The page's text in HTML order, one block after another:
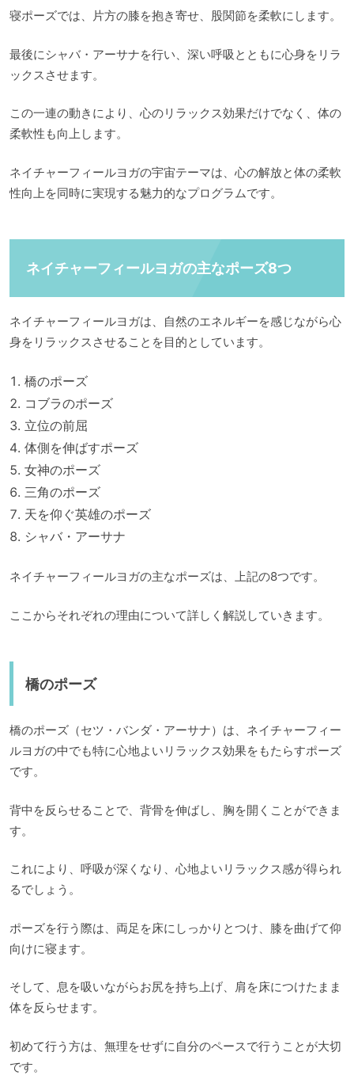
寝ポーズでは、片方の膝を抱き寄せ、股関節を柔軟にします。
最後にシャバ・アーサナを行い、深い呼吸とともに心身をリラ
ックスさせます。
この一連の動きにより、心のリラックス効果だけでなく、体の
柔軟性も向上します。
ネイチャーフィールヨガの宇宙テーマは、心の解放と体の柔軟
性向上を同時に実現する魅力的なプログラムです。
ネイチャーフィールヨガの主なポーズ8つ
ネイチャーフィールヨガは、自然のエネルギーを感じながら心
身をリラックスさせることを目的としています。
橋のポーズ
コブラのポーズ
立位の前屈
体側を伸ばすポーズ
女神のポーズ
三角のポーズ
天を仰ぐ英雄のポーズ
シャバ・アーサナ
ネイチャーフィールヨガの主なポーズは、上記の8つです。
ここからそれぞれの理由について詳しく解説していきます。
橋のポーズ
橋のポーズ（セツ・バンダ・アーサナ）は、ネイチャーフィー
ルヨガの中でも特に心地よいリラックス効果をもたらすポーズ
です。
背中を反らせることで、背骨を伸ばし、胸を開くことができま
す。
これにより、呼吸が深くなり、心地よいリラックス感が得られ
るでしょう。
ポーズを行う際は、両足を床にしっかりとつけ、膝を曲げて仰
向けに寝ます。
そして、息を吸いながらお尻を持ち上げ、肩を床につけたまま
体を反らせます。
初めて行う方は、無理をせずに自分のペースで行うことが大切
です。